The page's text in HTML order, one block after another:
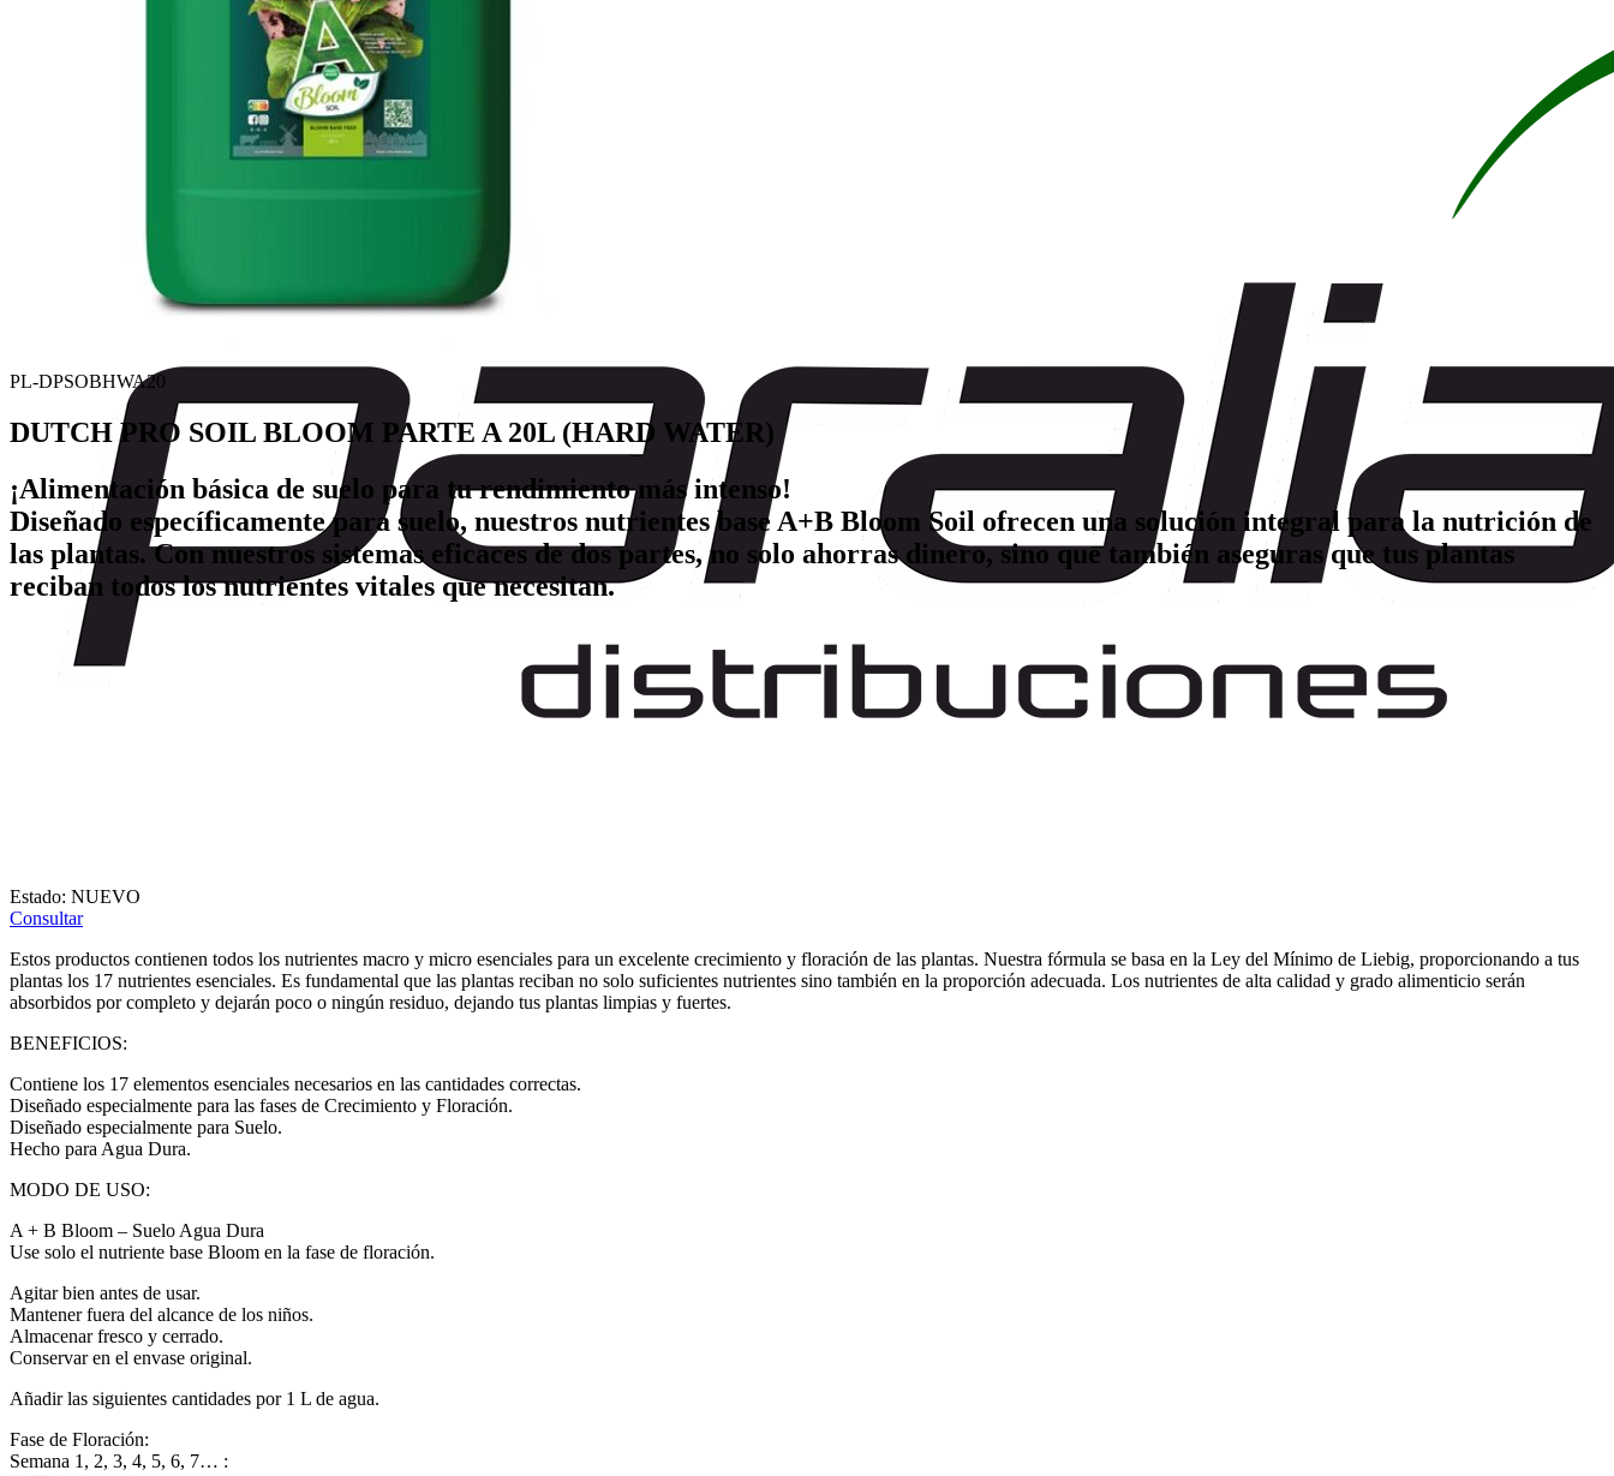
PL-DPSOBHWA20
DUTCH PRO SOIL BLOOM PARTE A 20L (HARD WATER)
¡Alimentación básica de suelo para tu rendimiento más intenso!
Diseñado específicamente para suelo, nuestros nutrientes base A+B Bloom Soil ofrecen una solución integral para la nutrición de
las plantas. Con nuestros sistemas eficaces de dos partes, no solo ahorras dinero, sino que también aseguras que tus plantas
reciban todos los nutrientes vitales que necesitan.
Estado: NUEVO
Consultar
Estos productos contienen todos los nutrientes macro y micro esenciales para un excelente crecimiento y floración de las plantas. Nuestra fórmula se basa en la Ley del Mínimo de Liebig, proporcionando a tus
plantas los 17 nutrientes esenciales. Es fundamental que las plantas reciban no solo suficientes nutrientes sino también en la proporción adecuada. Los nutrientes de alta calidad y grado alimenticio serán
absorbidos por completo y dejarán poco o ningún residuo, dejando tus plantas limpias y fuertes.
BENEFICIOS:
Contiene los 17 elementos esenciales necesarios en las cantidades correctas.
Diseñado especialmente para las fases de Crecimiento y Floración.
Diseñado especialmente para Suelo.
Hecho para Agua Dura.
MODO DE USO:
A + B Bloom – Suelo Agua Dura
Use solo el nutriente base Bloom en la fase de floración.
Agitar bien antes de usar.
Mantener fuera del alcance de los niños.
Almacenar fresco y cerrado.
Conservar en el envase original.
Añadir las siguientes cantidades por 1 L de agua.
Fase de Floración:
Semana 1, 2, 3, 4, 5, 6, 7… :